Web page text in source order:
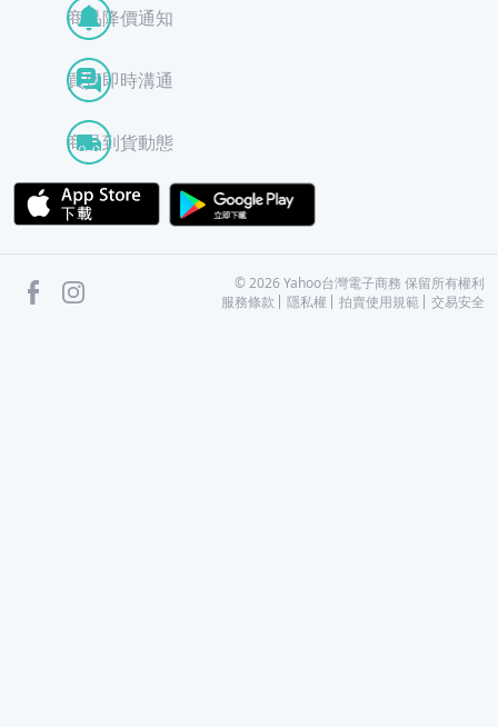
商品降價通知
買賣即時溝通
商品到貨動態
APP Store
facebook ©2026 Yahoo台灣電子商務 保留所有權利
服務條款
隱私權 拍賣使用規範 交易安全